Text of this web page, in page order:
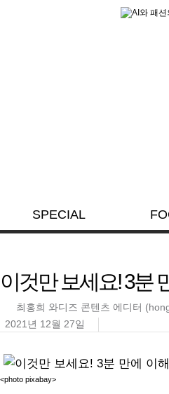
SPECIAL
이것만 보세요! 3분
최홍희 와디즈 콘텐츠 에디터
2021년 12월 27일
<photo pixabay>